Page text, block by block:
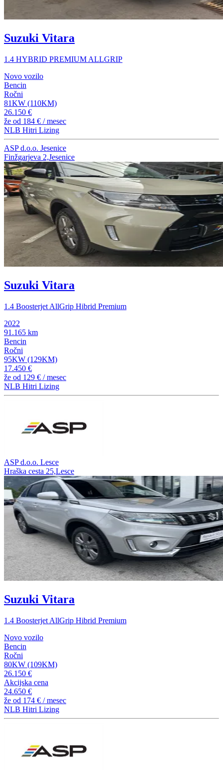
Suzuki Vitara
1.4 HYBRID PREMIUM ALLGRIP
Novo vozilo
Bencin
Ročni
81KW (110KM)
26.150 €
že od 184 € / mesec
NLB Hitri Lizing
ASP d.o.o. Jesenice
Finžgarjeva 2,Jesenice
Suzuki Vitara
1.4 Boosterjet AllGrip Hibrid Premium
2022
91.165 km
Bencin
Ročni
95KW (129KM)
17.450 €
že od 129 € / mesec
NLB Hitri Lizing
ASP d.o.o. Lesce
Hraška cesta 25,Lesce
Suzuki Vitara
1.4 Boosterjet AllGrip Hibrid Premium
Novo vozilo
Bencin
Ročni
80KW (109KM)
26.150 €
Akcijska cena
24.650 €
že od 174 € / mesec
NLB Hitri Lizing